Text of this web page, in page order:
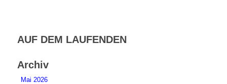
AUF DEM LAUFENDEN
Archiv
Mai 2026